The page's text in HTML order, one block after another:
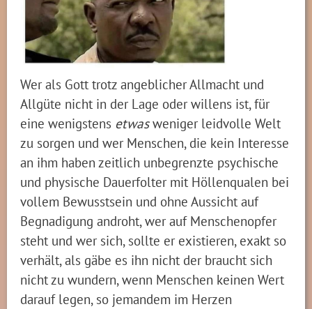
Wer als Gott trotz angeblicher Allmacht und
Allgüte nicht in der Lage oder willens ist, für
eine wenigstens etwasweniger leidvolle Welt
zu sorgen und wer Menschen, die kein Interesse
an ihm haben zeitlich unbegrenzte psychische
und physische Dauerfolter mit Höllenqualen bei
vollem Bewusstsein und ohne Aussicht auf
Begnadigung androht, wer auf Menschenopfer
steht und wer sich, sollte er existieren, exakt so
verhält, als gäbe es ihn nicht der braucht sich
nicht zu wundern, wenn Menschen keinen Wert
darauf legen, so jemandem im Herzen